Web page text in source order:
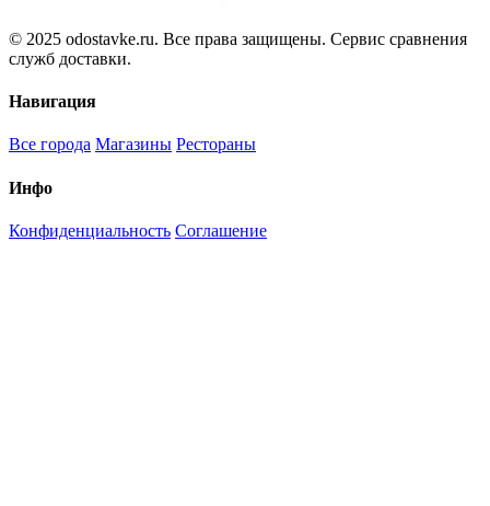
© 2025 odostavke.ru. Все права защищены. Сервис сравнения
служб доставки.
Навигация
Все города Магазины Рестораны
Инфо
Конфиденциальность Соглашение